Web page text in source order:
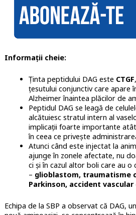
Informații cheie:
Ținta peptidului DAG este CTGF
țesutului conjunctiv care apare
Alzheimer înaintea plăcilor de
Peptidul DAG se leagă de
alcătuiesc stratul intern al
implicații foarte importante
în ceea ce privește
Atunci când este injectat la
ajunge în zonele afectate, nu
ci și în cazul altor boli care au
– glioblastom, traumatisme
Parkinson, accident vascular
Echipa de la SBP a observat că DAG,